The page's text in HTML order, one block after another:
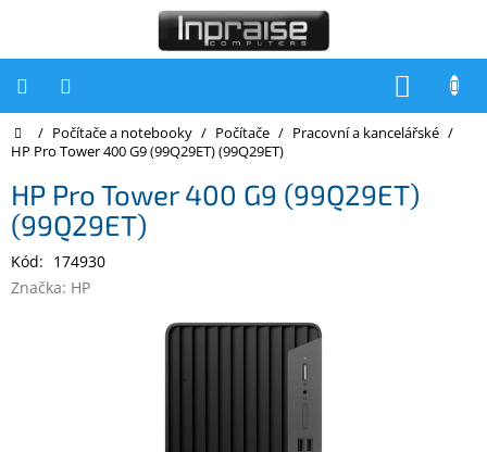
Počítače
Inpraise
Notebooky
Tiskárny
Domů
/ Počítače a notebooky / Počítače / Pracovní a kancelářské /
HP Pro Tower 400 G9 (99Q29ET) (99Q29ET)
HP Pro Tower 400 G9 (99Q29ET)
(99Q29ET)
Kód: 174930
Značka: HP